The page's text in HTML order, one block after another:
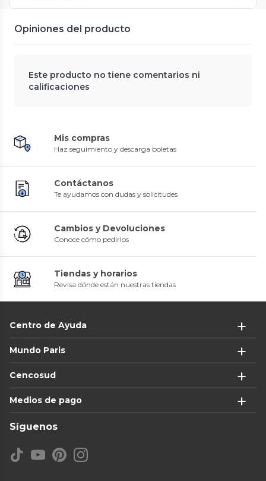
Opiniones del producto
Este producto no tiene comentarios ni
calificaciones
Mis compras
Haz seguimiento y descarga boletas
Contáctanos
Te ayudamos con dudas y solicitudes
Cambios y Devoluciones
Conoce cómo pedirlos
Tiendas y horarios
Revisa dónde están nuestras tiendas
Centro de Ayuda
Mundo Paris
Cencosud
Medios de pago
Síguenos